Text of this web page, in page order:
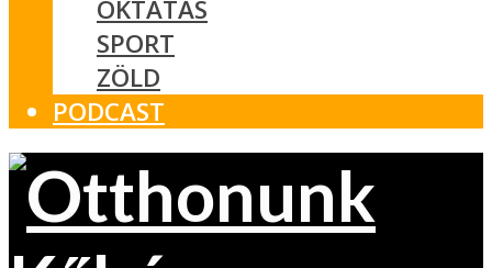
OKTATÁS
SPORT
ZÖLD
PODCAST